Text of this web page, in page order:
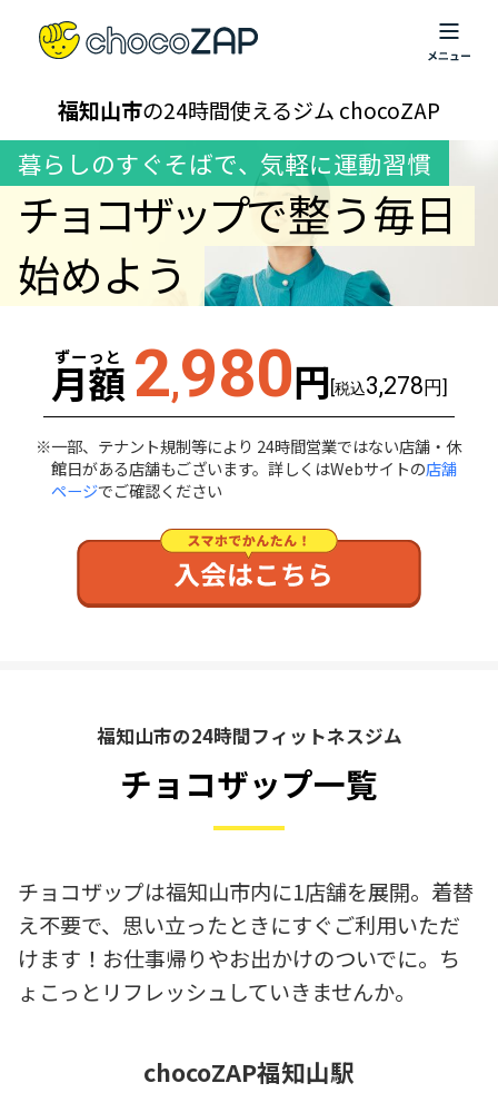
福知山市の24時間使えるジム chocoZAP
暮らしのすぐそばで、 気軽に運動習慣
チョコザップで整う毎日
始めよう
ずーっと
月額 2,980円[税込3,278円]
一部、テナント規制等により 24時間営業ではない店舗・休
館日がある店舗もございます。詳しくはWebサイトの店舗
ページでご確認ください
福知山市の24時間フィットネスジム
チョコザップ一覧
チョコザップは福知山市内に1店舗を展開。着替
え不要で、思い立ったときにすぐご利用いただ
けます！お仕事帰りやお出かけのついでに。ち
ょこっとリフレッシュしていきませんか。
chocoZAP福知山駅